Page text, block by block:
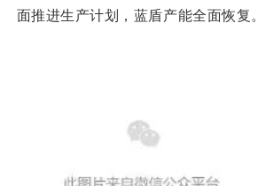
面推进生产计划，蓝盾产能全面恢复。